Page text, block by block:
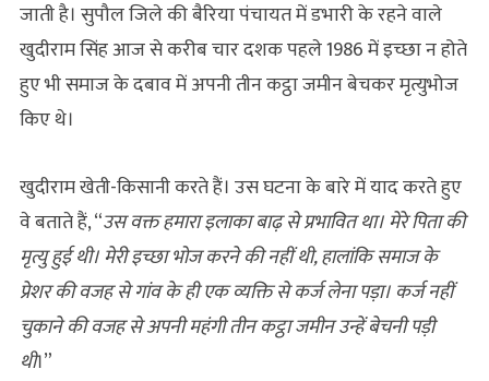
जाती है। सुपौल जिले की बैरिया पंचायत में डभारी के रहने वाले
खुदीराम सिंह आज से करीब चार दशक पहले 1986 में इच्‍छा न होते
हुए भी समाज के दबाव में अपनी तीन कट्ठा जमीन बेचकर मृत्युभोज
किए थे।
खुदीराम खेती-किसानी करते हैं। उस घटना के बारे में याद करते हुए
वे बताते हैं, “उस वक्त हमारा इलाका बाढ़ से प्रभावित था। मेरे पिता की
मृत्यु हुई थी। मेरी इच्छा भोज करने की नहीं थी, हालांकि समाज के
प्रेशर की वजह से गांव के ही एक व्यक्ति से कर्ज लेना पड़ा। कर्ज नहीं
चुकाने की वजह से अपनी महंगी तीन कट्ठा जमीन उन्हें बेचनी पड़ी
थी।”